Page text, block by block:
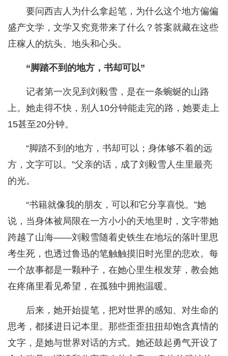
要问西吉人为什么拿起笔，为什么这个地方偏偏
盛产文学，文学又究竟带来了什么？答案就藏在这些
庄稼人的炕头、地头和心头。
“脚踏不到的地方，书却可以”
记者第一次见到刘毅雪，是在一条蜿蜒的山路
上。她走得不快，别人10分钟能走完的路，她要走上
15甚至20分钟。
“脚踏不到的地方，书却可以；身体够不着的远
方，文字可以。”父亲的话，成了刘毅雪人生里最亮
的光。
“书籍就像我的朋友，可以和它分享喜悦。”她
说，当身体被局限在一方小小的天地里时，文字带她
跨越了山海——刘毅雪随着史铁生在地坛的落叶里思
考生死，也透过鲁迅的笔触触摸旧时光里的悲欢。每
一个故事都是一颗种子，在她心里生根发芽，教会她
在疼痛里看见希望，在孤独中拥抱温暖。
后来，她开始提笔，把对世界的感知、对生命的
思考，都揉进日记本里。那些歪歪扭扭却饱含真情的
文字，是她与世界对话的方式。她还鼓起勇气开设了